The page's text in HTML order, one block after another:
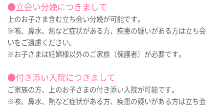
●立会い分娩につきまして
上のお子さま含む立ち会い分娩が可能です。
※咳、鼻水、熱など症状がある方、疾患の疑いがある方は立ち会
いをご遠慮ください。
※お子さまは妊婦様以外のご家族（保護者）が必要です。
●付き添い入院につきまして
ご家族の方、上のお子さまの付き添い入院が可能です。
※咳、鼻水、熱など症状がある方、疾患の疑いがある方は立ち会